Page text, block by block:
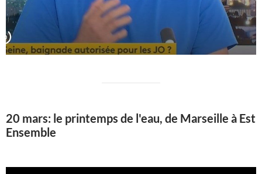
20 mars: le printemps de l'eau, de Marseille à Est
Ensemble